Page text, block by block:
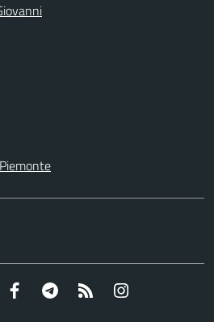
Facebook Telegram RSS